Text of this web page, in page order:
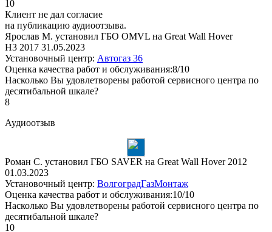
10
Клиент не дал согласие
на публикацию аудиоотзыва.
Ярослав М. установил ГБО OMVL на Great Wall Hover
H3 2017 31.05.2023
Установочный центр: Автогаз 36
Оценка качества работ и обслуживания:8/10
Насколько Вы удовлетворены работой сервисного центра по
десятибальной шкале?
8
Аудиоотзыв
Роман С. установил ГБО SAVER на Great Wall Hover 2012
01.03.2023
Установочный центр: ВолгоградГазМонтаж
Оценка качества работ и обслуживания:10/10
Насколько Вы удовлетворены работой сервисного центра по
десятибальной шкале?
10